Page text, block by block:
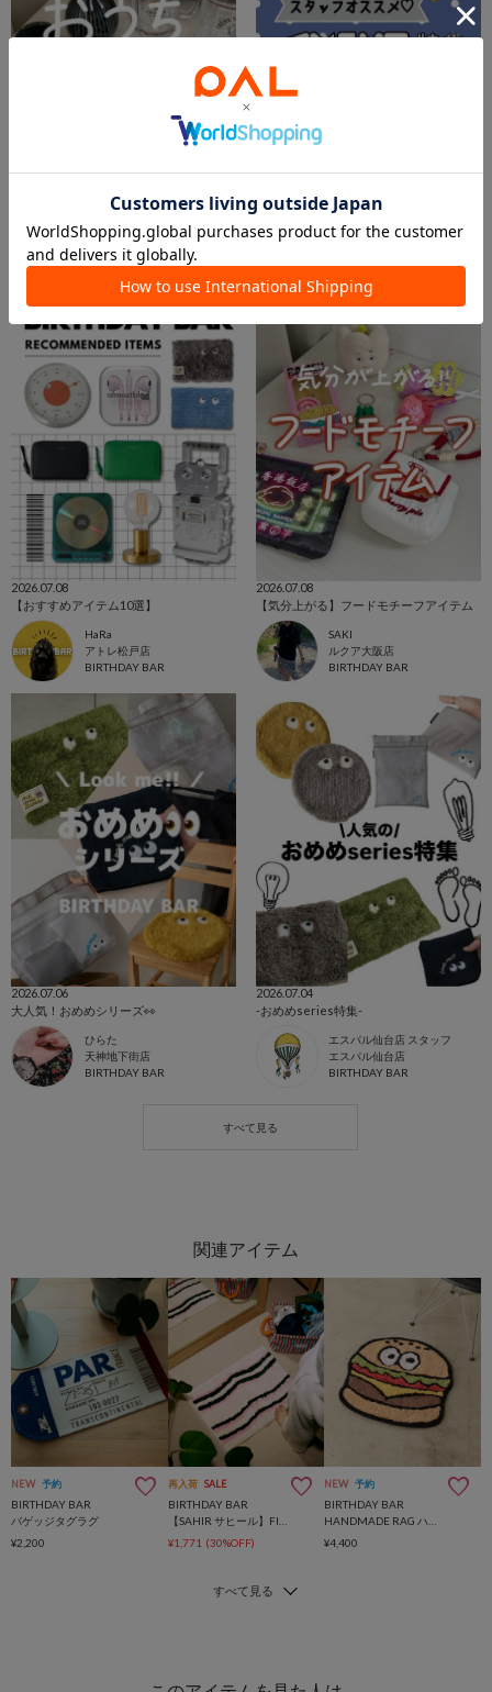
【お酒好き必見】おうち居酒屋
SAKI
ルクア大阪店
BIRTHDAY BAR
インテリア特集♡
osg
2026.07.08
【おすすめアイテム10選】
HaRa
アトレ松戸店
BIRTHDAY BAR
2026.07.08
【気分上がる】フードモチーフアイテム
SAKI
ルクア大阪店
BIRTHDAY BAR
2026.07.06
大人気！おめめシリーズ👀
ひらた
天神地下街店
BIRTHDAY BAR
2026.07.04
-おめめseries特集-
エスパル仙台店 スタッフ
エスパル仙台店
BIRTHDAY BAR
NEW 予約
BIRTHDAY BAR
バゲッジタグラグ
¥2,200
再入荷 SALE
BIRTHDAY BAR
¥1,771 (30%OFF)
NEW 予約
BIRTHDAY BAR
¥4,400